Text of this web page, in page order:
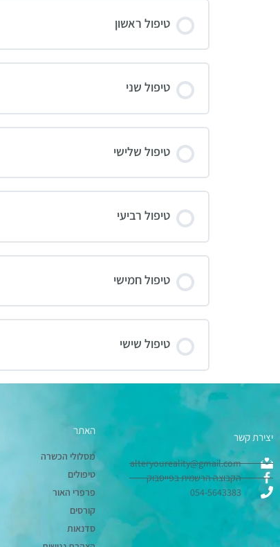
טיפול ראשון
טיפול שני
טיפול שלישי
טיפול רביעי
טיפול חמישי
טיפול שישי
יצירת קשר
alteryoureality@gmail.com
הקבוצה הרשמית בפייסבוק
054-5643383
האתר
מסלולי הכשרה
טיפולים
פרפרי האור
קורסים
סדנאות